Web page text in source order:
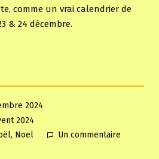
comme un vrai calendrier de
& 24 décembre.
2024
2024
, Noel Un commentaire